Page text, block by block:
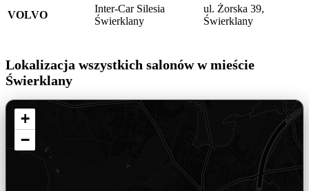
VOLVO
Inter-Car Silesia
Świerklany
ul. Żorska 39,
Świerklany
Lokalizacja wszystkich salonów w mieście
Świerklany
+
−